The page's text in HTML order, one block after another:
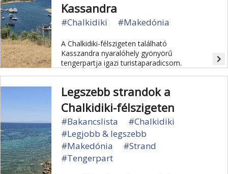
Kassandra
#Chalkidiki #Makedónia
A Chalkidiki-félszigeten található
Kasszandra nyaralóhely gyönyörű
tengerpartja igazi turistaparadicsom.
navigate_next
Legszebb strandok a
Chalkidiki-félszigeten
#Bakancslista
#Chalkidiki
#Legjobb & legszebb
#Makedónia
#Strand
#Tengerpart